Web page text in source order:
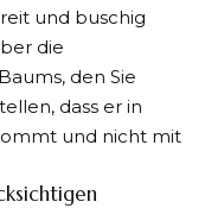
und buschig
die
den Sie
dass er in
und nicht mit